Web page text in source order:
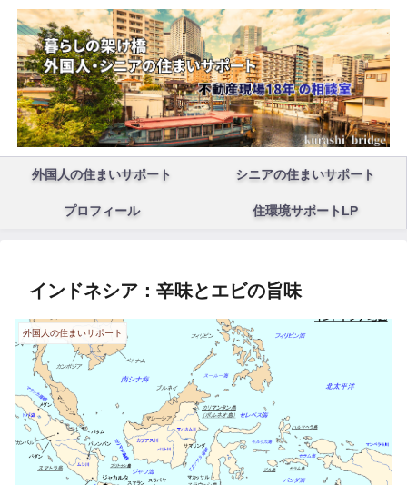
外国人の住まいサポート シニアの住まいサポート
プロフィール 住環境サポートLP
インドネシア：辛味とエビの旨味
外国人の住まいサポート